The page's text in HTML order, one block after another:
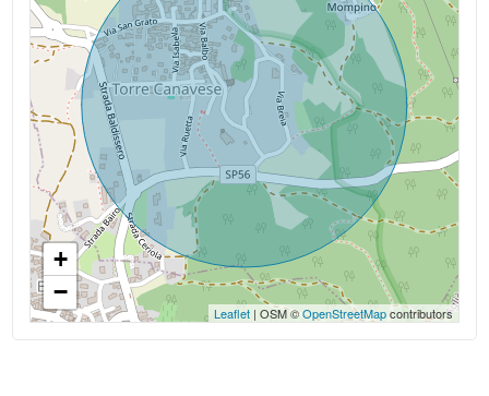
+
−
Leaflet| OSM ©OpenStreetMapcontributors